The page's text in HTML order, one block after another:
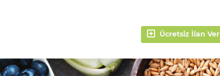
Ücretsiz İlan Ver